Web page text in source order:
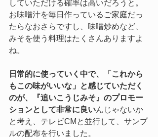
していただける確率は高いだろうと。
お味噌汁を毎日作っているご家庭だっ
たらなおさらですし、味噌炒めなど、
みそを使う料理はたくさんありますよ
ね。
日常的に使っていく中で、「これから
もこの味がいいな」と感じていただく
のが、『追いこうじみそ』のプロモー
ションとして非常に良いんじゃないか
と考え、テレビCMと並行して、サンプ
ルの配布を行いました。